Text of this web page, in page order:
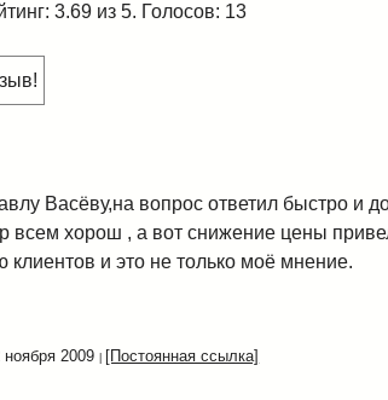
3.69 из 5. Голосов: 13
Васёву,на вопрос ответил быстро и
всем хорош , а вот снижение цены
клиентов и это не только моё мнение.
2009 [Постоянная ссылка]